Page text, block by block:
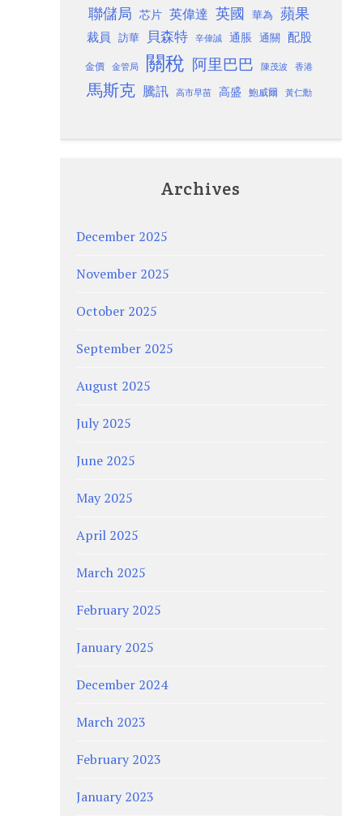
聯儲局 芯片 英偉達 英國 華為 蘋果
裁員 訪華 貝森特 辛偉誠 通脹 通關 配股
金價 金管局 關稅 阿里巴巴 陳茂波 香港
馬斯克 騰訊 高市早苗 高盛 鮑威爾 黃仁勳
Archives
December 2025
November 2025
October 2025
September 2025
August 2025
July 2025
June 2025
May 2025
April 2025
March 2025
February 2025
January 2025
December 2024
March 2023
February 2023
January 2023